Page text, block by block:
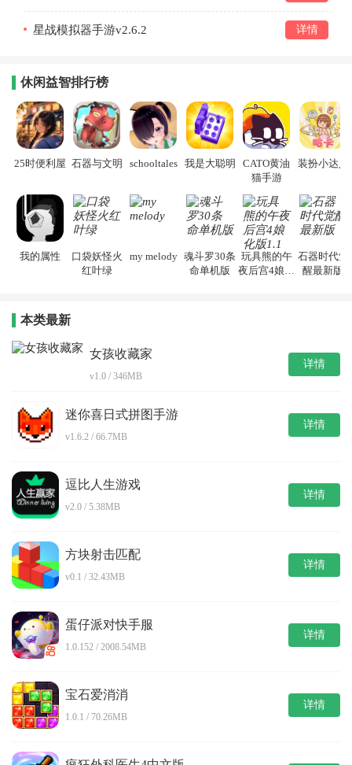
星战模拟器手游v2.6.2 详情
休闲益智排行榜
25时便利屋 石器与文明 schooltales 我是大聪明
CATO黄油
猫手游
装扮小达人
我的属性
口袋妖怪火
红叶绿
my melody 魂斗罗30条
命单机版
玩具熊的午
夜后宫4娘化
石器时代觉
醒最新版
本类最新
女孩收藏家
v1.0 / 346MB
详情
迷你喜日式拼图手游
v1.6.2 / 66.7MB
详情
逗比人生游戏
v2.0 / 5.38MB
详情
方块射击匹配
v0.1 / 32.43MB
详情
蛋仔派对快手服
1.0.152 / 2008.54MB
详情
宝石爱消消
1.0.1 / 70.26MB
详情